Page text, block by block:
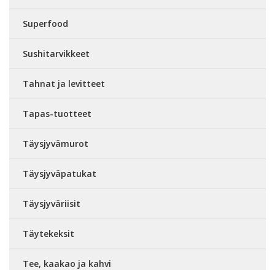
Superfood
Sushitarvikkeet
Tahnat ja levitteet
Tapas-tuotteet
Täysjyvämurot
Täysjyväpatukat
Täysjyväriisit
Täytekeksit
Tee, kaakao ja kahvi